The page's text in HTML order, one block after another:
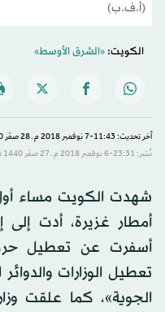
(أ.ف.ب)
الكويت:«الشرق الأوسط»
آخر تحديث: 11:43-7 نوفمبر 2018 م ـ 28 صفَر 1440 هـ
نُشر: 23:31-6 نوفمبر 2018 م ـ 27 صفَر 1440 هـ
شهدت الكويت مساء
أمطار غزيرة، أدت
أسفرت عن تعطيل
تعطيل الوزارات
الجوية»، كما علقت